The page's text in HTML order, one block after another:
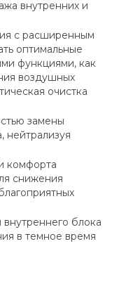
внутренних и
с расширенным
оптимальные
функциями, как
воздушных
очистка
замены
нейтрализуя
комфорта
снижения
блока
в темное время